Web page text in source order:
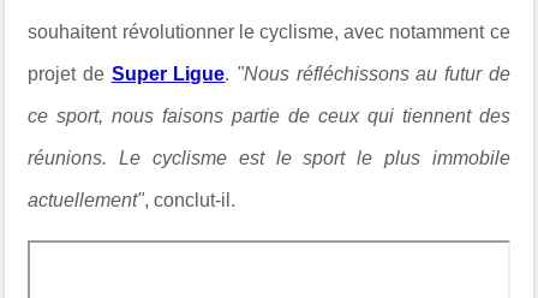
souhaitent révolutionner le cyclisme, avec notamment ce
projet de Super Ligue. "Nous réfléchissons au futur de
ce sport, nous faisons partie de ceux qui tiennent des
réunions. Le cyclisme est le sport le plus immobile
actuellement", conclut-il.